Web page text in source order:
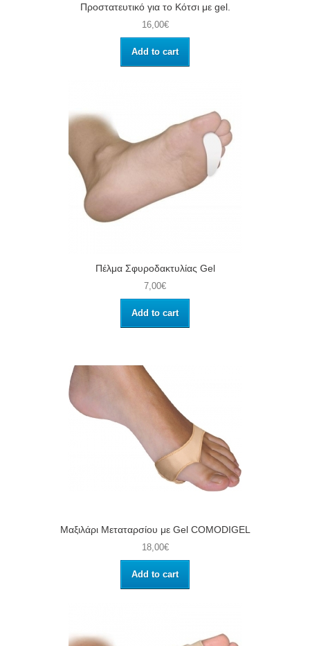
Προστατευτικό για το Κότσι με gel.
16,00€
Add to cart
Πέλμα Σφυροδακτυλίας Gel
7,00€
Add to cart
Μαξιλάρι Μεταταρσίου με Gel COMODIGEL
18,00€
Add to cart